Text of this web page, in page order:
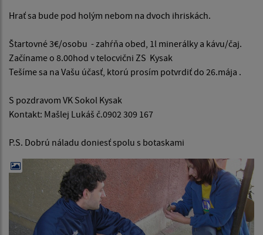
Hrať sa bude pod holým nebom na dvoch ihriskách.
Štartovné 3€/osobu - zahŕňa obed, 1l minerálky a kávu/čaj.
Začíname o 8.00hod v telocvični ZS Kysak
Tešíme sa na Vašu účasť, ktorú prosím potvrdiť do 26.mája .
S pozdravom VK Sokol Kysak
Kontakt: Mašlej Lukáš č.0902 309 167
P.S. Dobrú náladu doniesť spolu s botaskami